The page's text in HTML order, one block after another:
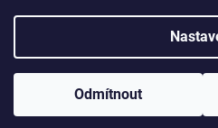
Odmítnout
.